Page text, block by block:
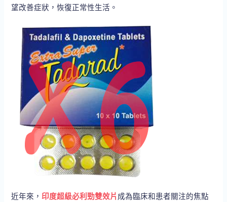
望改善症狀，恢復正常性生活。
近年來，印度超級必利勁雙效片 成為臨床和患者關注的焦點